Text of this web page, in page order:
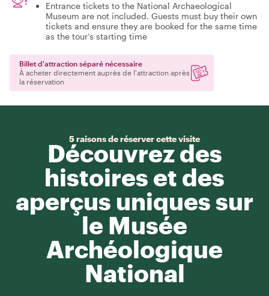
Entrance tickets to the National Archaeological
Museum are not included. Guests must buy their own
tickets and ensure they are booked for the same time
as the tour’s starting time
Billet d'attraction séparé nécessaire
À acheter directement auprès de l'attraction après
la réservation
5 raisons de réserver cette visite
Découvrez des
histoires et des
aperçus uniques sur
le Musée
Archéologique
National